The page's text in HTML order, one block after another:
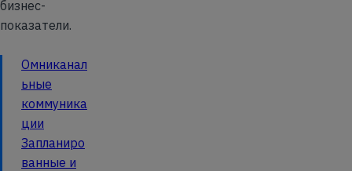
бизнес-
показатели.
Омниканал
ьные
коммуника
ции
Запланиро
ванные и